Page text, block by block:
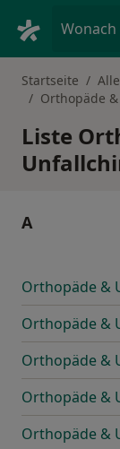
Wonach
Startseite
Orthopäde
Liste
A
Orthopäde &
Orthopäde &
Orthopäde &
Orthopäde &
Orthopäde &